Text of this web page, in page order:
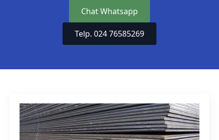
Chat Whatsapp
Telp. 024 76585269